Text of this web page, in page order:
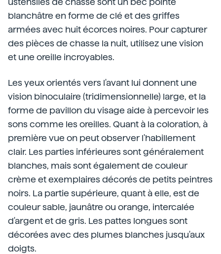
blanchâtre en forme de clé et des griffes
armées avec huit écorces noires. Pour capturer
des pièces de chasse la nuit, utilisez une vision
et une oreille incroyables.
Les yeux orientés vers l'avant lui donnent une
vision binoculaire (tridimensionnelle) large, et la
forme de pavillon du visage aide à percevoir les
sons comme les oreilles. Quant à la coloration, à
première vue on peut observer l'habillement
clair. Les parties inférieures sont généralement
blanches, mais sont également de couleur
crème et exemplaires décorés de petits peintres
noirs. La partie supérieure, quant à elle, est de
couleur sable, jaunâtre ou orange, intercalée
d'argent et de gris. Les pattes longues sont
décorées avec des plumes blanches jusqu'aux
doigts.